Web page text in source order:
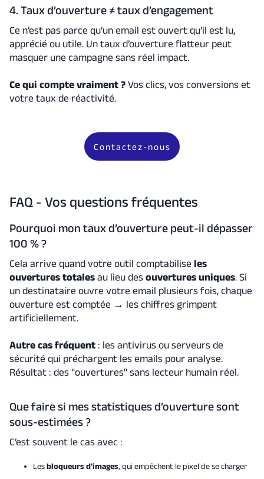
4. Taux d’ouverture ≠ taux d’engagement
Ce n’est pas parce qu’un email est ouvert qu’il est lu,
apprécié ou utile. Un taux d’ouverture flatteur peut
masquer une campagne sans réel impact.
Ce qui compte vraiment ?Vos clics, vos conversions et
votre taux de réactivité.
Contactez-nous
FAQ - Vos questions fréquentes
Pourquoi mon taux d’ouverture peut-il dépasser
100 % ?
Cela arrive quand votre outil comptabilise les
ouvertures totalesau lieu des ouvertures uniques. Si
un destinataire ouvre votre email plusieurs fois, chaque
ouverture est comptée → les chiffres grimpent
artificiellement.
Autre cas fréquent: les antivirus ou serveurs de
sécurité qui préchargent les emails pour analyse.
Résultat : des "ouvertures" sans lecteur humain réel.
Que faire si mes statistiques d’ouverture sont
sous-estimées ?
C’est souvent le cas avec :
Lesbloqueurs d’images, qui empêchent le pixel de se charger